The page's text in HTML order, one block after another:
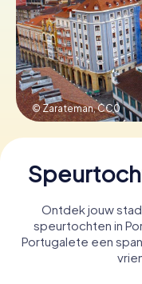
© Zarateman,CC0
Ontdek jouw
speurtochten in
Portugalete een